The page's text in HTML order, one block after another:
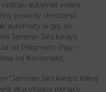
automat wideo
powody i bedziesz
automaty w gry do
Jammin Jars kiedys
od Pragmatic Play i
od Novomatic.
Jars kiedys Kliknij
ekscytujacy plynacy